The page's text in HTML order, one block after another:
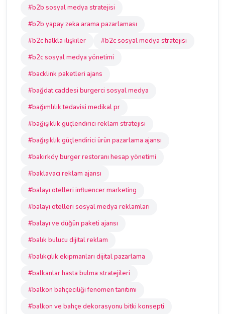
#b2b sosyal medya stratejisi
#b2b yapay zeka arama pazarlaması
#b2c halkla ilişkiler
#b2c sosyal medya stratejisi
#b2c sosyal medya yönetimi
#backlink paketleri ajans
#bağdat caddesi burgerci sosyal medya
#bağımlılık tedavisi medikal pr
#bağışıklık güçlendirici reklam stratejisi
#bağışıklık güçlendirici ürün pazarlama ajansı
#bakırköy burger restoranı hesap yönetimi
#baklavacı reklam ajansı
#balayı otelleri influencer marketing
#balayı otelleri sosyal medya reklamları
#balayı ve düğün paketi ajansı
#balık bulucu dijital reklam
#balıkçılık ekipmanları dijital pazarlama
#balkanlar hasta bulma stratejileri
#balkon bahçeciliği fenomen tanıtımı
#balkon ve bahçe dekorasyonu bitki konsepti